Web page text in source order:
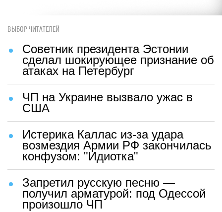
ВЫБОР ЧИТАТЕЛЕЙ
Советник президента Эстонии
сделал шокирующее признание об
атаках на Петербург
ЧП на Украине вызвало ужас в
США
Истерика Каллас из-за удара
возмездия Армии РФ закончилась
конфузом: "Идиотка"
Запретил русскую песню —
получил арматурой: под Одессой
произошло ЧП